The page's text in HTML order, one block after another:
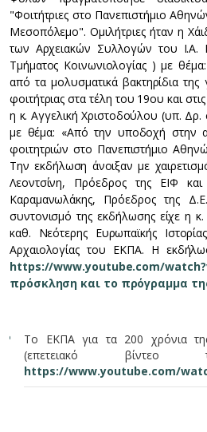
"Φοιτήτριες στο Πανεπιστήμιο
Μεσοπόλεμο". Ομιλήτριες ήταν η
των Αρχειακών Συλλογών του Ι.Α.
Τμήματος Κοινωνιολογίας ) με
από τα μολυσματικά βακτηρίδια της
φοιτήτριας στα τέλη του 19ου και
η κ. Αγγελική Χριστοδούλου (υπ. Δρ.
με θέμα: «Από την υποδοχή στην
φοιτητριών στο Πανεπιστήμιο
Την εκδήλωση άνοιξαν με
Λεοντσίνη, Πρόεδρος της ΕΙΦ
Καραμανωλάκης, Πρόεδρος της
συντονισμό της εκδήλωσης είχε η
καθ. Νεότερης Ευρωπαϊκής
Αρχαιολογίας του ΕΚΠΑ. Η
https://www.youtube.com/
πρόσκληση και το πρόγραμμα
Το ΕΚΠΑ για τα 200 χρόνια
(επετειακό βίντεο
https://www.youtube.com/